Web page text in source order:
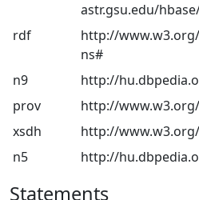
astr.gsu.edu/
rdf
http://
ns#
n9
http://
prov
http://
xsdh
http://
n5
http://
Statements